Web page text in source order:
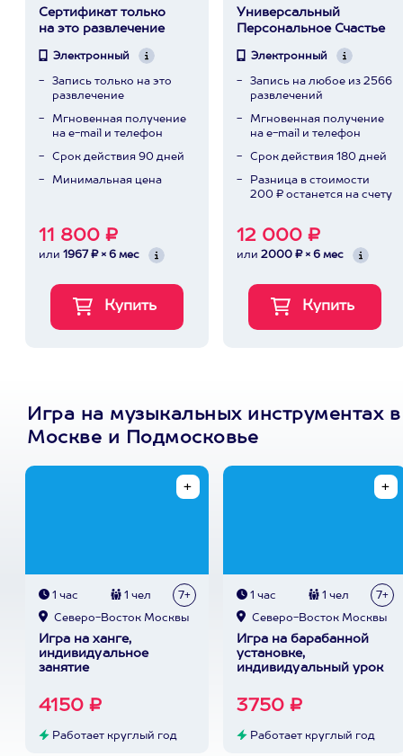
Сертификат только
на это развлечение
Электронный
Запись только на это
развлечение
Мгновенная получение
на e-mail и телефон
Срок действия 90 дней
Минимальная цена
11 800 ₽
или 1967 ₽ × 6 мес
Универсальный
Персональное Счастье
Электронный
Запись на любое из 2566
развлечений
Мгновенная получение
на e-mail и телефон
Срок действия 180 дней
Разница в стоимости
200 ₽ останется на счету
12 000 ₽
или 2000 ₽ × 6 мес
Игра на музыкальных инструментах в
Москве и Подмосковье
1 час 1 чел 7+
Северо-Восток Москвы
Игра на ханге,
индивидуальное
занятие
4150 ₽
Работает круглый год
1 час 1 чел 7+
Северо-Восток Москвы
Игра на барабанной
установке,
индивидуальный урок
3750 ₽
Работает круглый год